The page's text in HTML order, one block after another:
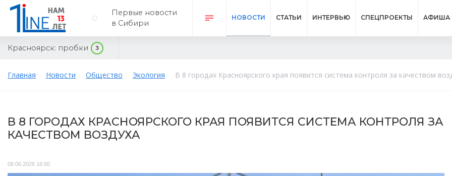
Первые новости
в Сибири
НОВОСТИ СТАТЬИ ИНТЕРВЬЮ СПЕЦПРОЕКТЫ АФИША
Красноярск: пробки 3
Главная Новости Общество Экология В 8 городах Красноярского края появится система контроля за качеством
В 8 ГОРОДАХ КРАСНОЯРСКОГО КРАЯ ПОЯВИТСЯ СИСТЕМА КОНТРОЛЯ ЗА
КАЧЕСТВОМ ВОЗДУХА
08.06.2026 16:00